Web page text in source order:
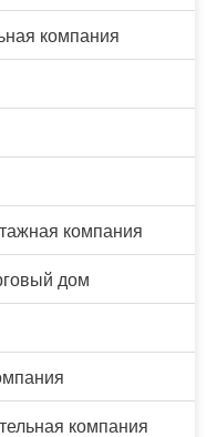
компания
компания
дом
компания